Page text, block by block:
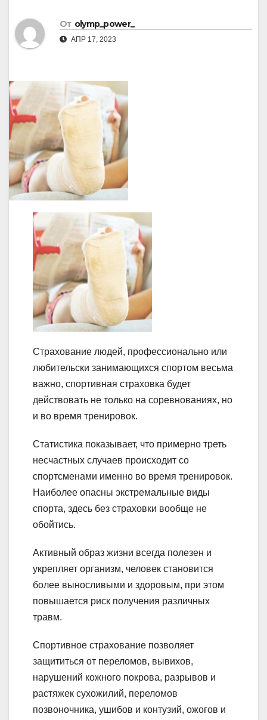
От olymp_power_
АПР 17, 2023
Страхование людей, профессионально или
любительски занимающихся спортом весьма
важно, спортивная страховка будет
действовать не только на соревнованиях, но
и во время тренировок.
Статистика показывает, что примерно треть
несчастных случаев происходит со
спортсменами именно во время тренировок.
Наиболее опасны экстремальные виды
спорта, здесь без страховки вообще не
обойтись.
Активный образ жизни всегда полезен и
укрепляет организм, человек становится
более выносливыми и здоровым, при этом
повышается риск получения различных
травм.
Спортивное страхование позволяет
защититься от переломов, вывихов,
нарушений кожного покрова, разрывов и
растяжек сухожилий, переломов
позвоночника, ушибов и контузий, ожогов и